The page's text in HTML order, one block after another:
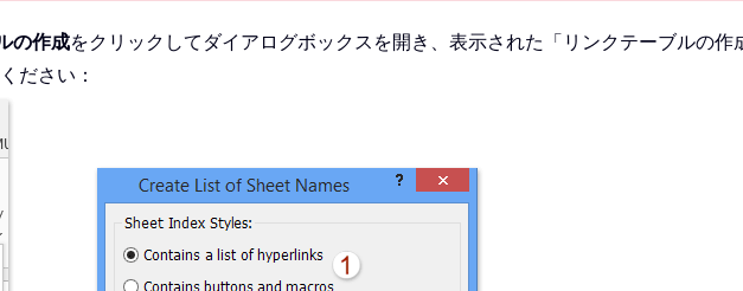
の作成をクリックしてダイアログボックスを開き、表示された「リンクテーブルの作
ださい：